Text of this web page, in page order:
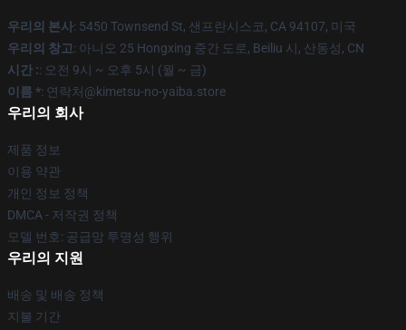
우리의 본사: 5450 Townsend St, 샌프란시스코, CA 94107, 미국
우리의 창고: 아니오 25 Hongxing 중간 도로, Beiliu 시, 산동성, CN
시간 :: 오전 9시 ~ 오후 5시 (월 ~ 금)
이름 *: 연락처@kimetsu-no-yaiba.store
우리의 회사
제품 정보
이용 약관
개인 정보 정책
DMCA - 저작권 정책
모델 번호: 공급망 투명성 행위
우리의 지원
배송 및 배송 정책
지불 기간